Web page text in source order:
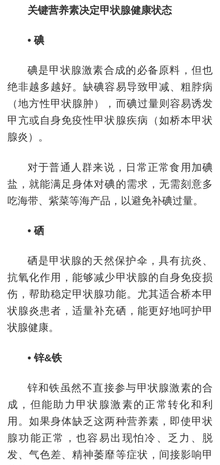
关键营养素决定甲状腺健康状态
• 碘
碘是甲状腺激素合成的必备原料，但也
绝非越多越好。缺碘容易导致甲减、粗脖病
（地方性甲状腺肿），而碘过量则容易诱发
甲亢或自身免疫性甲状腺疾病（如桥本甲状
腺炎）。
对于普通人群来说，日常正常食用加碘
盐，就能满足身体对碘的需求，无需刻意多
吃海带、紫菜等海产品，以避免补碘过量。
• 硒
硒是甲状腺的天然保护伞，具有抗炎、
抗氧化作用，能够减少甲状腺的自身免疫损
伤，帮助稳定甲状腺功能。尤其适合桥本甲
状腺炎患者，适量补充硒，能更好地呵护甲
状腺健康。
•锌&铁
锌和铁虽然不直接参与甲状腺激素的合
成，但能助力甲状腺激素的正常转化和利
用。如果身体缺乏这两种营养素，即使甲状
腺功能正常，也容易出现怕冷、乏力、脱
发、气色差、精神萎靡等症状，间接影响甲